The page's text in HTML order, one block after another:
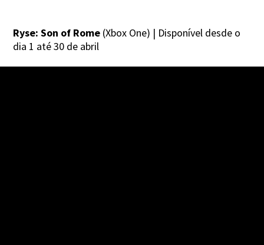
Ryse: Son of Rome (Xbox One) | Disponível desde o
dia 1 até 30 de abril